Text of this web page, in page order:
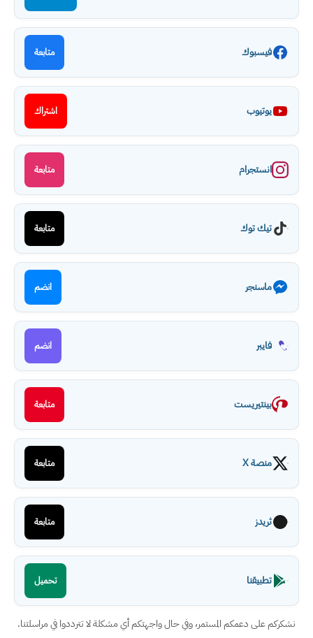
فيسبوك متابعة
يوتيوب اشتراك
انستجرام متابعة
تيك توك متابعة
ماسنجر انضم
فايبر انضم
بينتيريست متابعة
منصة X متابعة
ثريدز متابعة
تطبيقنا تحميل
نشكركم على دعمكم المستمر، وفي حال واجهتكم أي مشكلة لا تترددوا في مراسلتنا.